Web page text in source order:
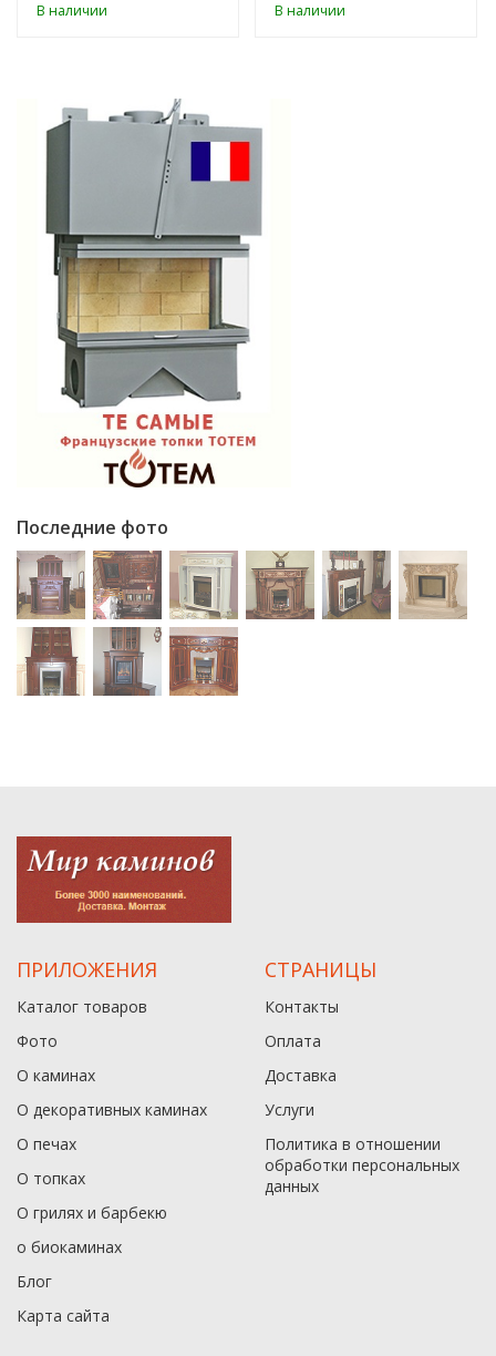
В наличии В наличии
Последние фото
ПРИЛОЖЕНИЯ
Каталог товаров
Фото
О каминах
О декоративных каминах
О печах
О топках
О грилях и барбекю
о биокаминах
Блог
Карта сайта
СТРАНИЦЫ
Контакты
Оплата
Доставка
Услуги
Политика в отношении
обработки персональных
данныx